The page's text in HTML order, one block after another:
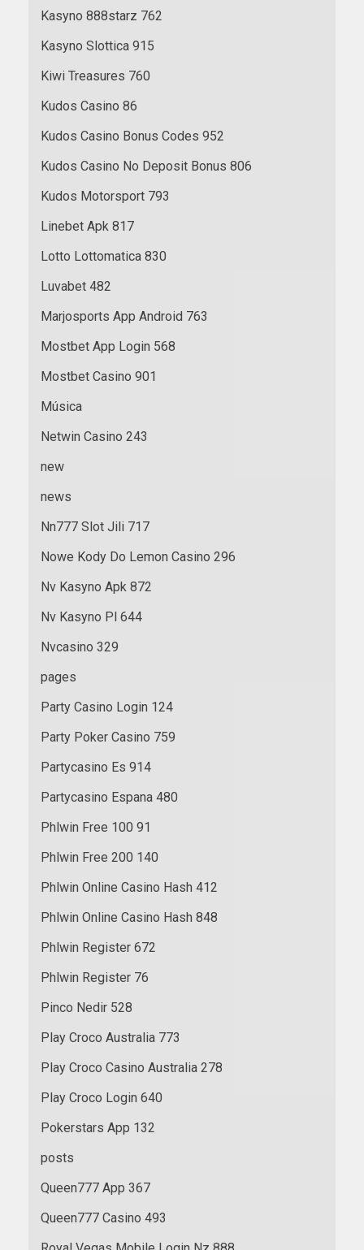
Kasyno 888starz 762
Kasyno Slottica 915
Kiwi Treasures 760
Kudos Casino 86
Kudos Casino Bonus Codes 952
Kudos Casino No Deposit Bonus 806
Kudos Motorsport 793
Linebet Apk 817
Lotto Lottomatica 830
Luvabet 482
Marjosports App Android 763
Mostbet App Login 568
Mostbet Casino 901
Música
Netwin Casino 243
new
news
Nn777 Slot Jili 717
Nowe Kody Do Lemon Casino 296
Nv Kasyno Apk 872
Nv Kasyno Pl 644
Nvcasino 329
pages
Party Casino Login 124
Party Poker Casino 759
Partycasino Es 914
Partycasino Espana 480
Phlwin Free 100 91
Phlwin Free 200 140
Phlwin Online Casino Hash 412
Phlwin Online Casino Hash 848
Phlwin Register 672
Phlwin Register 76
Pinco Nedir 528
Play Croco Australia 773
Play Croco Casino Australia 278
Play Croco Login 640
Pokerstars App 132
posts
Queen777 App 367
Queen777 Casino 493